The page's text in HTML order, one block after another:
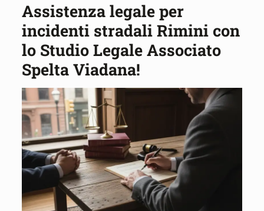
Assistenza legale per
incidenti stradali Rimini con
lo Studio Legale Associato
Spelta Viadana!